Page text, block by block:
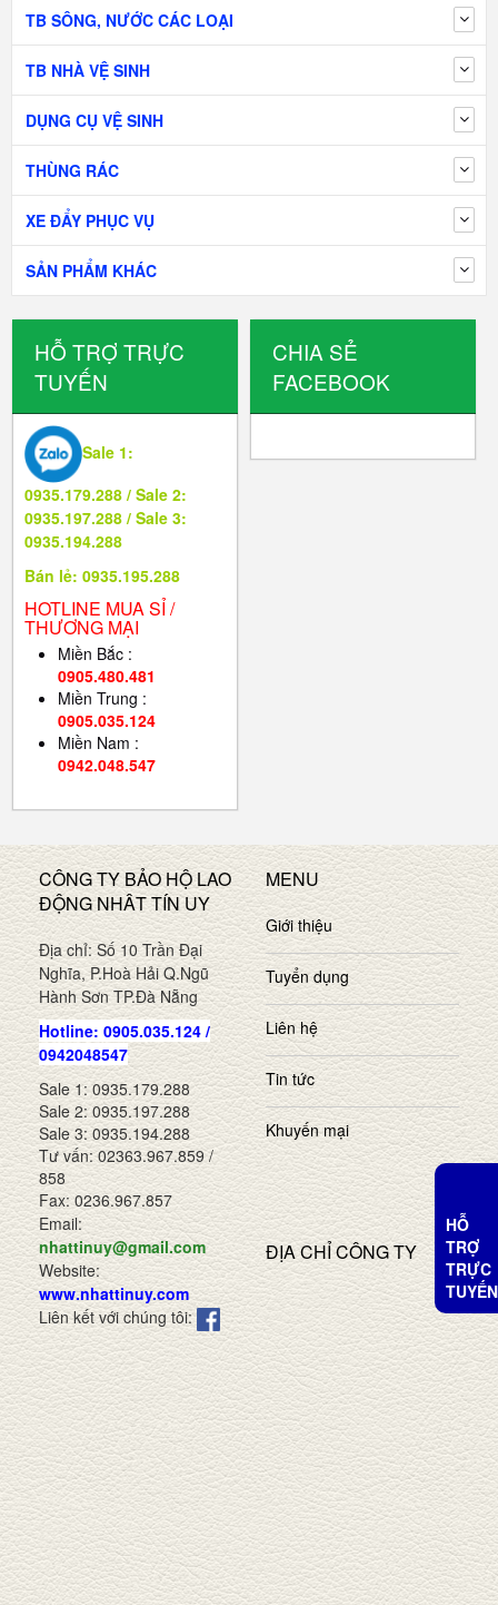
TB SÔNG, NƯỚC CÁC LOẠI
TB NHÀ VỆ SINH
DỤNG CỤ VỆ SINH
THÙNG RÁC
XE ĐẨY PHỤC VỤ
SẢN PHẨM KHÁC
HỖ TRỢ TRỰC
TUYẾN
Sale 1:
0935.179.288 / Sale 2:
0935.197.288 / Sale 3:
0935.194.288
Bán lẻ: 0935.195.288
HOTLINE MUA SỈ /
THƯƠNG MẠI
Miền Bắc :
0905.480.481
Miền Trung :
0905.035.124
Miền Nam :
0942.048.547
CHIA SẺ
FACEBOOK
CÔNG TY BẢO HỘ LAO
ĐỘNG NHÂT TÍN UY
Địa chỉ: Số 10 Trần Đại
Nghĩa, P.Hoà Hải Q.Ngũ
Hành Sơn TP.Đà Nẵng
Hotline: 0905.035.124 /
0942048547
Sale 1: 0935.179.288
Sale 2: 0935.197.288
Sale 3: 0935.194.288
Tư vấn: 02363.967.859 /
858
Fax: 0236.967.857
Email:
nhattinuy@gmail.com
Website:
www.nhattinuy.com
Liên kết với chúng tôi:
MENU
Giới thiệu
Tuyển dụng
Liên hệ
Tin tức
Khuyến mại
ĐỊA CHỈ CÔNG TY
HỖ
TRỢ
TRỰC
TUYẾN